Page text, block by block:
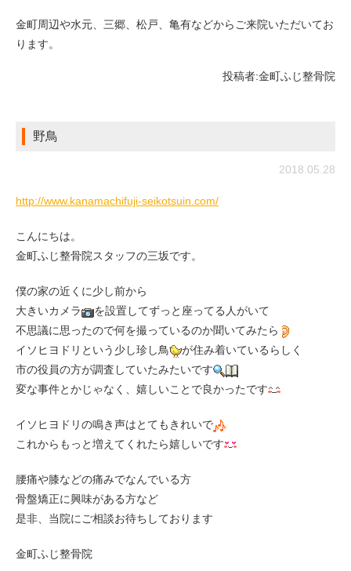
金町周辺や水元、三郷、松戸、亀有などからご来院いただいてお
ります。
投稿者:金町ふじ整骨院
野鳥
2018.05.28
http://www.kanamachifuji-seikotsuin.com/
こんにちは。
金町ふじ整骨院スタッフの三坂です。
僕の家の近くに少し前から
大きいカメラ
を設置してずっと座ってる人がいて
不思議に思ったので何を撮っているのか聞いてみたら
イソヒヨドリという少し珍し鳥
が住み着いているらしく
市の役員の方が調査していたみたいです
変な事件とかじゃなく、嬉しいことで良かったです
イソヒヨドリの鳴き声はとてもきれいで
これからもっと増えてくれたら嬉しいです
腰痛や膝などの痛みでなんでいる方
骨盤矯正に興味がある方など
是非、当院にご相談お待ちしております
金町ふじ整骨院